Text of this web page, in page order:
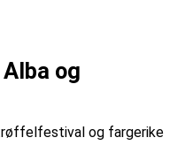
og
og fargerike